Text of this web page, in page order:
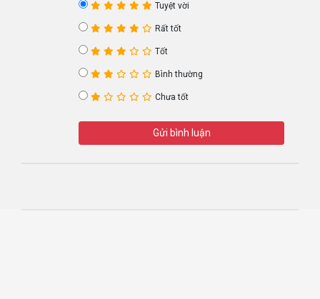
Tuyệt vời
Rất tốt
Tốt
Bình thường
Chưa tốt
Gửi bình luận